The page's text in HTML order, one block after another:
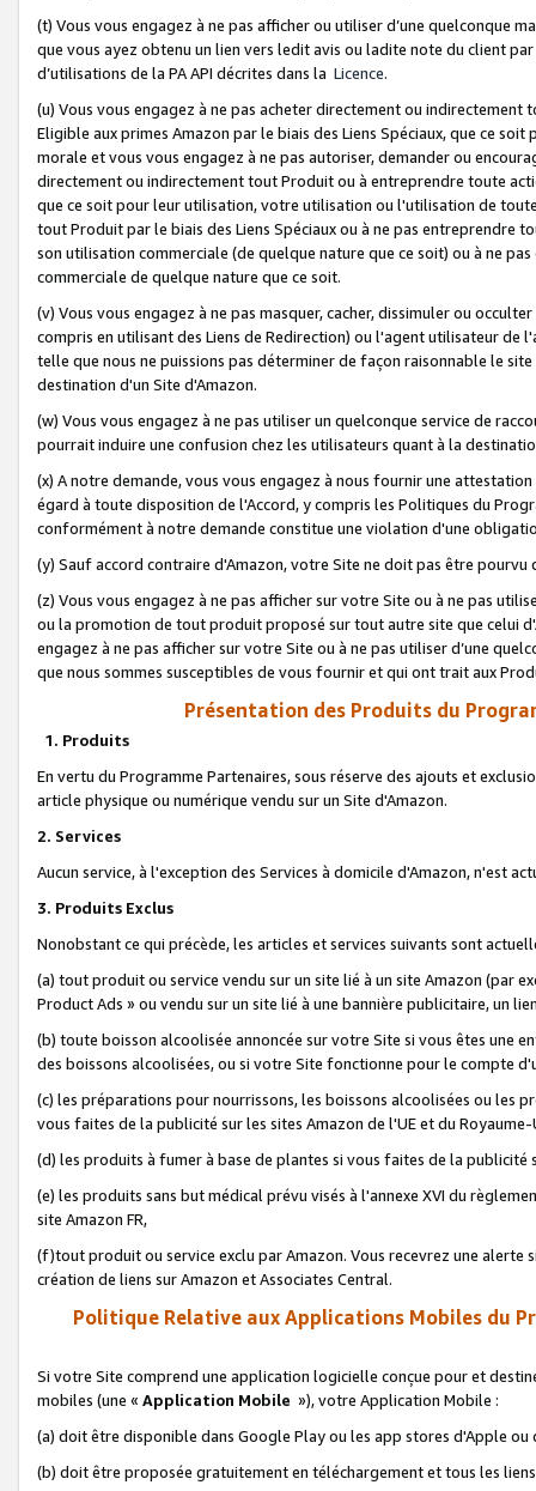
(t) Vous vous engagez à ne pas afficher ou utiliser d’une quelconque
que vous ayez obtenu un lien vers ledit avis ou ladite note du client
d’utilisations de la PA API décrites dans la Licence.
(u) Vous vous engagez à ne pas acheter directement ou
Eligible aux primes Amazon par le biais des Liens Spéciaux, que ce
morale et vous vous engagez à ne pas autoriser, demander ou
directement ou indirectement tout Produit ou à entreprendre toute
que ce soit pour leur utilisation, votre utilisation ou l'utilisation de
tout Produit par le biais des Liens Spéciaux ou à ne pas entreprendre
son utilisation commerciale (de quelque nature que ce soit) ou à ne
commerciale de quelque nature que ce soit.
(v) Vous vous engagez à ne pas masquer, cacher, dissimuler ou
compris en utilisant des Liens de Redirection) ou l'agent utilisateur
telle que nous ne puissions pas déterminer de façon raisonnable le
destination d'un Site d'Amazon.
(w) Vous vous engagez à ne pas utiliser un quelconque service de
pourrait induire une confusion chez les utilisateurs quant à la
(x) A notre demande, vous vous engagez à nous fournir une
égard à toute disposition de l'Accord, y compris les Politiques du
conformément à notre demande constitue une violation d'une
(y) Sauf accord contraire d'Amazon, votre Site ne doit pas être
(z) Vous vous engagez à ne pas afficher sur votre Site ou à ne pas
ou la promotion de tout produit proposé sur tout autre site que celui
engagez à ne pas afficher sur votre Site ou à ne pas utiliser d’une
que nous sommes susceptibles de vous fournir et qui ont trait aux
Présentation des Produits du
1. Produits
En vertu du Programme Partenaires, sous réserve des ajouts et
article physique ou numérique vendu sur un Site d'Amazon.
2. Services
Aucun service, à l'exception des Services à domicile d'Amazon, n'est
3. Produits Exclus
Nonobstant ce qui précède, les articles et services suivants sont
(a) tout produit ou service vendu sur un site lié à un site Amazon (par
Product Ads » ou vendu sur un site lié à une bannière publicitaire, un
(b) toute boisson alcoolisée annoncée sur votre Site si vous êtes une
des boissons alcoolisées, ou si votre Site fonctionne pour le compte
(c) les préparations pour nourrissons, les boissons alcoolisées ou les
vous faites de la publicité sur les sites Amazon de l'UE et du Royaume-
(d) les produits à fumer à base de plantes si vous faites de la publicité
(e) les produits sans but médical prévu visés à l'annexe XVI du
site Amazon FR,
(f)tout produit ou service exclu par Amazon. Vous recevrez une alerte
création de liens sur Amazon et Associates Central.
Politique Relative aux Applications Mobiles du
Si votre Site comprend une application logicielle conçue pour et
mobiles (une « Application Mobile »), votre Application Mobile :
(a) doit être disponible dans Google Play ou les app stores d'Apple ou
(b) doit être proposée gratuitement en téléchargement et tous les